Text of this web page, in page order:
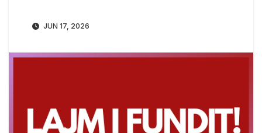
JUN 17, 2026